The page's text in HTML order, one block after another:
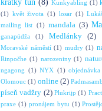
krátký tun (8) Kunkyabling (1)
(1) květ života (1) losar (1)
mailing list (1) mandala (3)
ganapúdža
(1) Medlánky (2)
Moravské náměstí (1) mudry (1)
Rinpočhe (1) narozeniny (1)
ngagong (1) NYX (1) objednávka
Olomouc (1) online (2)
píseň vadžry (2) Plukrijp (1)
praxe (1) pronájem bytu (1)